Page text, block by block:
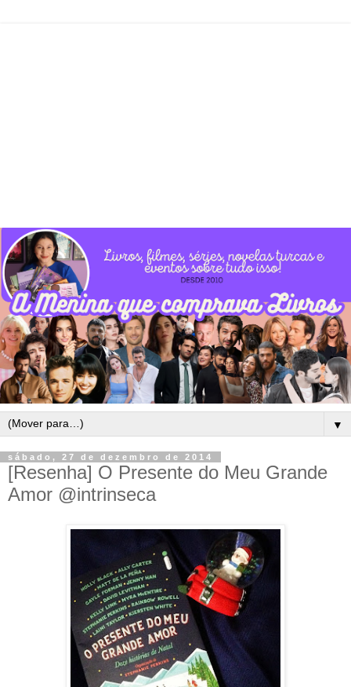
▼
sábado, 27 de dezembro de 2014
[Resenha] O Presente do Meu Grande
Amor @intrinseca